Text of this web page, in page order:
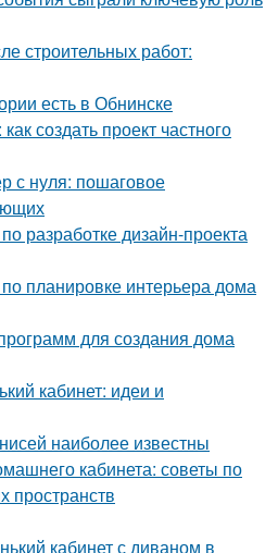
строительных работ:
есть в Обнинске
создать проект частного
с нуля: пошаговое
разработке дизайн-проекта
планировке интерьера дома
для создания дома
кабинет: идеи и
наиболее известны
кабинета: советы по
пространств
кабинет с диваном в